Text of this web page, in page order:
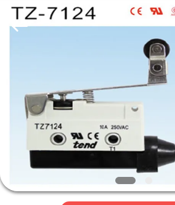
PRODUKTE
ÜBER
UNS
Automation
Equipment
Ltd..